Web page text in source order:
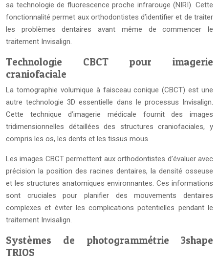
sa technologie de fluorescence proche infrarouge (NIRI). Cette
fonctionnalité permet aux orthodontistes d’identifier et de traiter
les problèmes dentaires avant même de commencer le
traitement Invisalign.
Technologie CBCT pour imagerie
craniofaciale
La tomographie volumique à faisceau conique (CBCT) est une
autre technologie 3D essentielle dans le processus Invisalign.
Cette technique d’imagerie médicale fournit des images
tridimensionnelles détaillées des structures craniofaciales, y
compris les os, les dents et les tissus mous.
Les images CBCT permettent aux orthodontistes d’évaluer avec
précision la position des racines dentaires, la densité osseuse
et les structures anatomiques environnantes. Ces informations
sont cruciales pour planifier des mouvements dentaires
complexes et éviter les complications potentielles pendant le
traitement Invisalign.
Systèmes de photogrammétrie 3shape
TRIOS